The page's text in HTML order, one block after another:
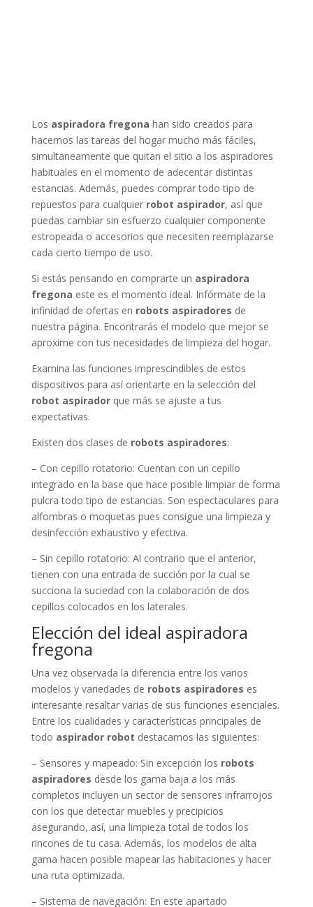
Los aspiradora fregona han sido creados para
hacernos las tareas del hogar mucho más fáciles,
simultaneamente que quitan el sitio a los aspiradores
habituales en el momento de adecentar distintas
estancias. Además, puedes comprar todo tipo de
repuestos para cualquier robot aspirador, así que
puedas cambiar sin esfuerzo cualquier componente
estropeada o accesorios que necesiten reemplazarse
cada cierto tiempo de uso.
Si estás pensando en comprarte un aspiradora
fregona este es el momento ideal. Infórmate de la
infinidad de ofertas en robots aspiradores de
nuestra página. Encontrarás el modelo que mejor se
aproxime con tus necesidades de limpieza del hogar.
Examina las funciones imprescindibles de estos
dispositivos para así orientarte en la selección del
robot aspiradorque más se ajuste a tus
expectativas.
Existen dos clases de robots aspiradores:
– Con cepillo rotatorio: Cuentan con un cepillo
integrado en la base que hace posible limpiar de forma
pulcra todo tipo de estancias. Son espectaculares para
alfombras o moquetas pues consigue una limpieza y
desinfección exhaustivo y efectiva.
– Sin cepillo rotatorio: Al contrario que el anterior,
tienen con una entrada de succión por la cual se
succiona la suciedad con la colaboración de dos
cepillos colocados en los laterales.
Elección del ideal aspiradora
fregona
Una vez observada la diferencia entre los varios
modelos y variedades de robots aspiradores es
interesante resaltar varias de sus funciones esenciales.
Entre los cualidades y características principales de
todo aspirador robot destacamos las siguientes:
– Sensores y mapeado: Sin excepción los robots
aspiradores desde los gama baja a los más
completos incluyen un sector de sensores infrarrojos
con los que detectar muebles y precipicios
asegurando, así, una limpieza total de todos los
rincones de tu casa. Además, los modelos de alta
gama hacen posible mapear las habitaciones y hacer
una ruta optimizada.
– Sistema de navegación: En este apartado